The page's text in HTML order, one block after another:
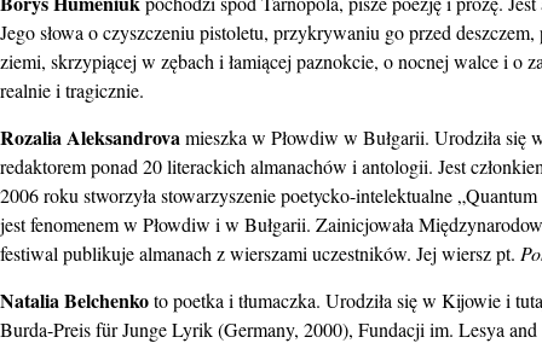
Jego słowa o czyszczeniu pistoletu, przykrywaniu go przed
ziemi, skrzypiącej w zębach i łamiącej paznokcie, o nocnej walce i o
realnie i tragicznie.
Rozalia Aleksandrovamieszka w Płowdiw w Bułgarii. Urodziła się
redaktorem ponad 20 literackich almanachów i antologii. Jest
2006 roku stworzyła stowarzyszenie poetycko-intelektualne
jest fenomenem w Płowdiw i w Bułgarii. Zainicjowała
festiwal publikuje almanach z wierszami uczestników. Jej wiersz pt.
Natalia Belchenkoto poetka i tłumaczka. Urodziła się w Kijowie i
Burda-Preis für Junge Lyrik (Germany, 2000), Fundacji im. Lesya